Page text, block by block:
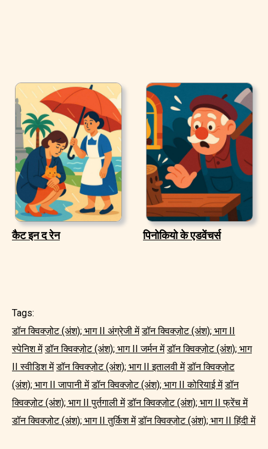
कैट इन द रेन पिनोकियो के एडवेंचर्स
Tags:
डॉन क्विक्ज़ोट (अंश); भाग II अंग्रेजी में डॉन क्विक्ज़ोट (अंश); भाग II
स्पेनिश में डॉन क्विक्ज़ोट (अंश); भाग II जर्मन में डॉन क्विक्ज़ोट (अंश); भाग
II स्वीडिश में डॉन क्विक्ज़ोट (अंश); भाग II इतालवी में डॉन क्विक्ज़ोट
(अंश); भाग II जापानी में डॉन क्विक्ज़ोट (अंश); भाग II कोरियाई में डॉन
क्विक्ज़ोट (अंश); भाग II पुर्तगाली में डॉन क्विक्ज़ोट (अंश); भाग II फ्रेंच में
डॉन क्विक्ज़ोट (अंश); भाग II तुर्किश में डॉन क्विक्ज़ोट (अंश); भाग II हिंदी में